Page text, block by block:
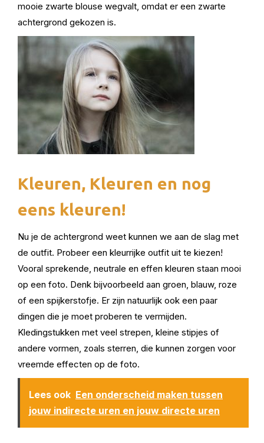
mooie zwarte blouse wegvalt, omdat er een zwarte
achtergrond gekozen is.
Kleuren, Kleuren en nog
eens kleuren!
Nu je de achtergrond weet kunnen we aan de slag met
de outfit. Probeer een kleurrijke outfit uit te kiezen!
Vooral sprekende, neutrale en effen kleuren staan mooi
op een foto. Denk bijvoorbeeld aan groen, blauw, roze
of een spijkerstofje. Er zijn natuurlijk ook een paar
dingen die je moet proberen te vermijden.
Kledingstukken met veel strepen, kleine stipjes of
andere vormen, zoals sterren, die kunnen zorgen voor
vreemde effecten op de foto.
Lees ook Een onderscheid maken tussen
jouw indirecte uren en jouw directe uren